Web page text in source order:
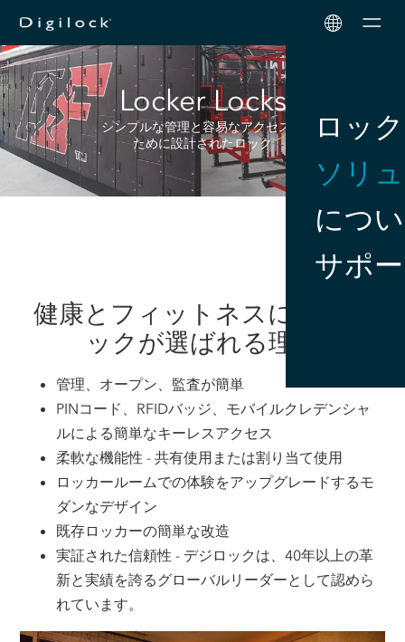
ロック
ソリ
につ
サポ
Locker Locks
シンプルな管理と容易なアクセスの
ために設計されたロック
健康とフィットネスにデジロ
ックが選ばれる理由
管理、オープン、監査が簡単
PINコード、RFIDバッジ、モバイルクレデンシャ
ルによる簡単なキーレスアクセス
柔軟な機能性 - 共有使用または割り当て使用
ロッカールームでの体験をアップグレードするモ
ダンなデザイン
既存ロッカーの簡単な改造
実証された信頼性 - デジロックは、40年以上の革
新と実績を誇るグローバルリーダーとして認めら
れています。